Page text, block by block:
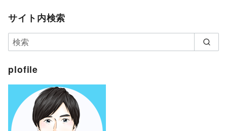
サイト内検索
plofile